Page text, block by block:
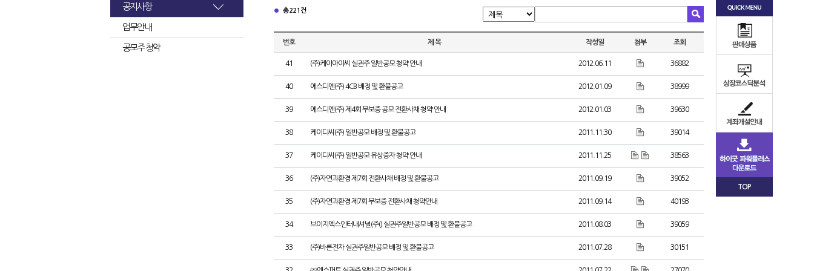
공지사항
업무안내
공모주 청약
총 221건
번호 제 목 작성일 첨부 조회
41 (주)케이아이씨 실권주 일반공모 청약 안내 2012.06.11 36882
40 에스디엔(주) 4CB 배정 및 환불공고 2012.01.09 38999
39 에스디엔(주) 제4회 무보증 공모 전환사채 청약 안내 2012.01.03 39630
38 케이디씨(주) 일반공모 배정 및 환불공고 2011.11.30 39014
37 케이디씨(주) 일반공모 유상증자 청약 안내 2011.11.25 38563
36 (주)자연과환경 제7회 전환사채 배정 및 환불공고 2011.09.19 39052
35 (주)자연과환경 제7회 무보증 전환사채 청약안내 2011.09.14 40193
34 브이지엑스인터내셔널(주() 실권주일반공모 배정 및 환불공고 2011.08.03 39059
33 (주)바른전자 실권주일반공모 배정 및 환불공고 2011.07.28 30151
TOP